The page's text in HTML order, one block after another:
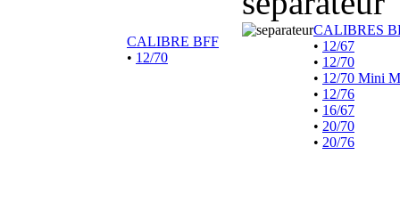
CALIBRE BFF
• 12/70
CALIBRES
• 12/67
• 12/70
• 12/70 Mini
• 12/76
• 16/67
• 20/70
• 20/76